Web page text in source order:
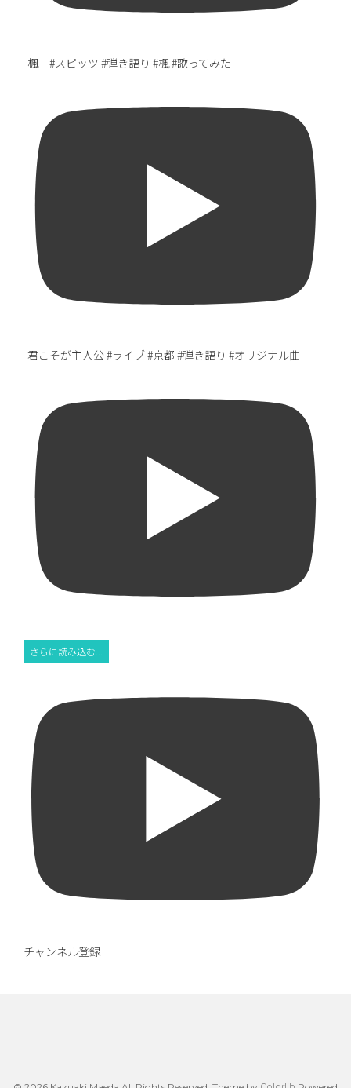
楓 #スピッツ #弾き語り #楓 #歌ってみた
君こそが主人公 #ライブ #京都 #弾き語り #オリジナル曲
さらに読み込む...
チャンネル登録